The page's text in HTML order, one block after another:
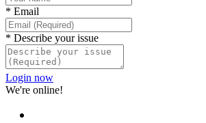
* Email
* Describe your issue
Login now
We're online!